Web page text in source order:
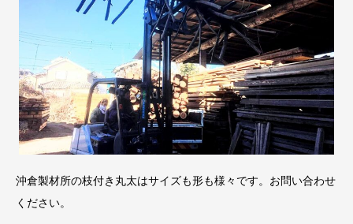
沖倉製材所の枝付き丸太はサイズも形も様々です。お問い合わせ
ください。